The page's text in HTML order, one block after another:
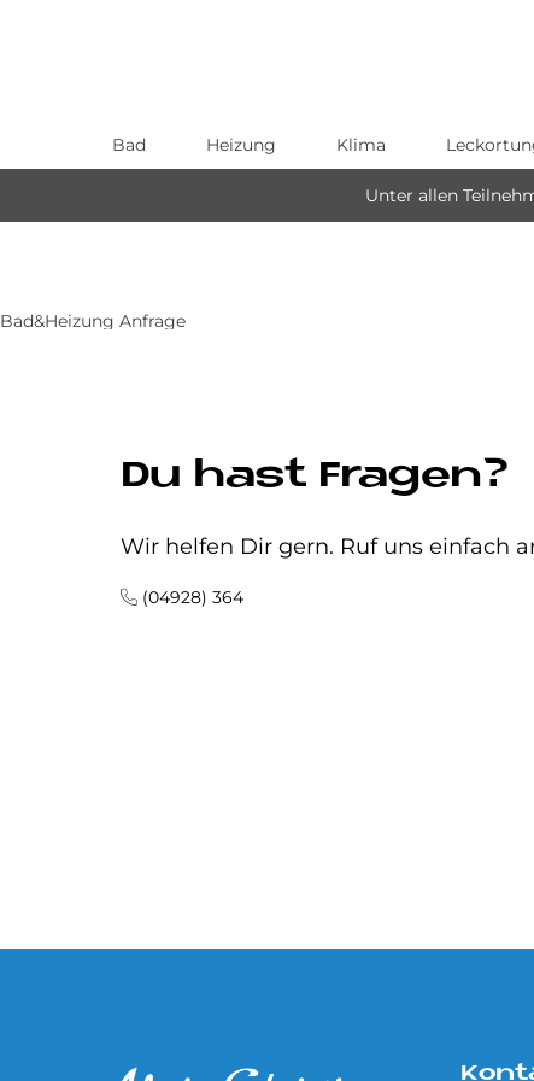
Bad Heizung Klima
Unter allen
Bad&Heizung Anfrage
Du hast Fragen?
Wir helfen Dir gern. Ruf uns einfach
(04928) 364